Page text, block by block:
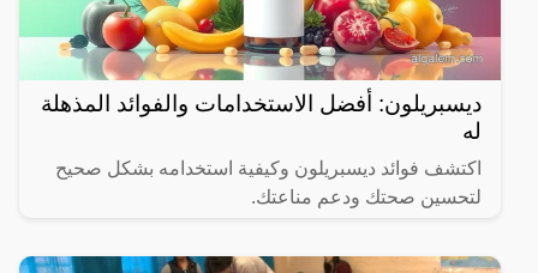
ديسبريلون: أفضل الاستخدامات والفوائد المذهلة
له
اكتشف فوائد ديسبريلون وكيفية استخدامه بشكل صحيح
لتحسين صحتك ودعم مناعتك.